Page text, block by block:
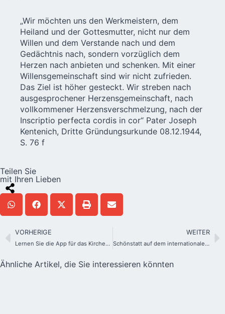
„Wir möchten uns den Werkmeistern, dem
Heiland und der Gottesmutter, nicht nur dem
Willen und dem Verstande nach und dem
Gedächtnis nach, sondern vorzüglich dem
Herzen nach anbieten und schenken. Mit einer
Willensgemeinschaft sind wir nicht zufrieden.
Das Ziel ist höher gesteckt. Wir streben nach
ausgesprochener Herzensgemeinschaft, nach
vollkommener Herzensverschmelzung, nach der
Inscriptio perfecta cordis in cor“ Pater Joseph
Kentenich, Dritte Gründungsurkunde 08.12.1944,
S. 76 f
Teilen Sie
mit Ihren Lieben
VORHERIGE
Lernen Sie die App für das Kirchenjubiläum 2025 kennen
WEITER
Schönstatt auf dem internationalen Treffen der Rektoren von Heiligtümern vertreten
Ähnliche Artikel, die Sie interessieren könnten